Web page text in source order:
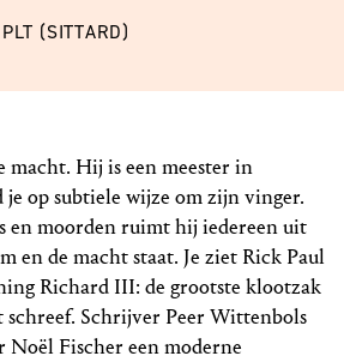
macht. Hij is een meester in
op subtiele wijze om zijn vinger.
en moorden ruimt hij iedereen uit
en de macht staat. Je ziet Rick Paul
Richard III: de grootste klootzak
schreef. Schrijver Peer Wittenbols
Noël Fischer een moderne
(SITTARD)